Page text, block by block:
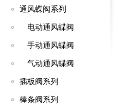
通风蝶阀系列
电动通风蝶阀
手动通风蝶阀
气动通风蝶阀
插板阀系列
棒条阀系列